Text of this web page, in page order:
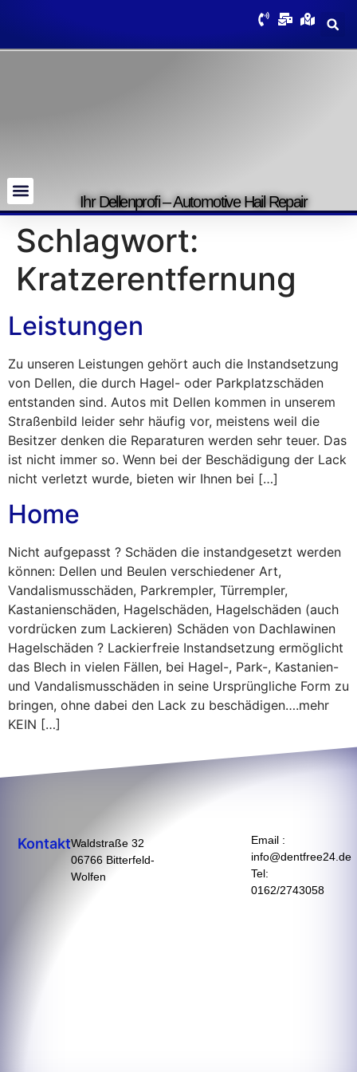
Ihr Dellenprofi – Automotive Hail Repair
Schlagwort:
Kratzerentfernung
Leistungen
Zu unseren Leistungen gehört auch die Instandsetzung
von Dellen, die durch Hagel- oder Parkplatzschäden
entstanden sind. Autos mit Dellen kommen in unserem
Straßenbild leider sehr häufig vor, meistens weil die
Besitzer denken die Reparaturen werden sehr teuer. Das
ist nicht immer so. Wenn bei der Beschädigung der Lack
nicht verletzt wurde, bieten wir Ihnen bei […]
Home
Nicht aufgepasst ? Schäden die instandgesetzt werden
können: Dellen und Beulen verschiedener Art,
Vandalismusschäden, Parkrempler, Türrempler,
Kastanienschäden, Hagelschäden, Hagelschäden (auch
vordrücken zum Lackieren) Schäden von Dachlawinen
Hagelschäden ? Lackierfreie Instandsetzung ermöglicht
das Blech in vielen Fällen, bei Hagel-, Park-, Kastanien-
und Vandalismusschäden in seine Ursprüngliche Form zu
bringen, ohne dabei den Lack zu beschädigen….mehr
KEIN […]
KontaktWaldstraße 32
06766 Bitterfeld-
Wolfen
Email :
info@dentfree24.de
Tel:
0162/2743058